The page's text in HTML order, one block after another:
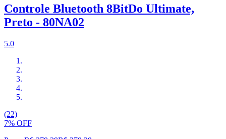
Controle Bluetooth 8BitDo Ultimate,
Preto - 80NA02
5.0
(22)
7% OFF